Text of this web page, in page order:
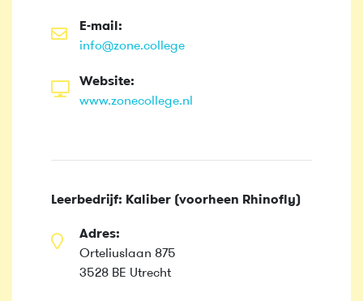
E-mail:
info@zone.college
Website:
www.zonecollege.nl
Leerbedrijf: Kaliber (voorheen Rhinofly)
Adres:
Orteliuslaan 875
3528 BE Utrecht